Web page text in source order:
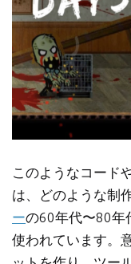
このようなコード
は、どのような制
ーの60年代〜80年
使われています。